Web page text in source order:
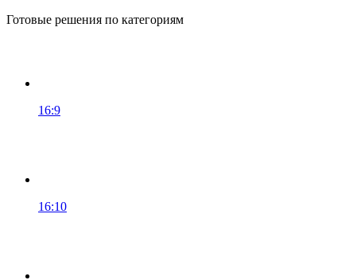
Готовые решения по категориям
16:9
16:10